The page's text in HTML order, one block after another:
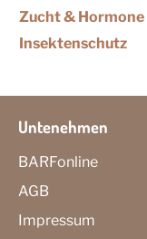
Zucht & Hormone
Insektenschutz
Untenehmen
BARFonline
AGB
Impressum